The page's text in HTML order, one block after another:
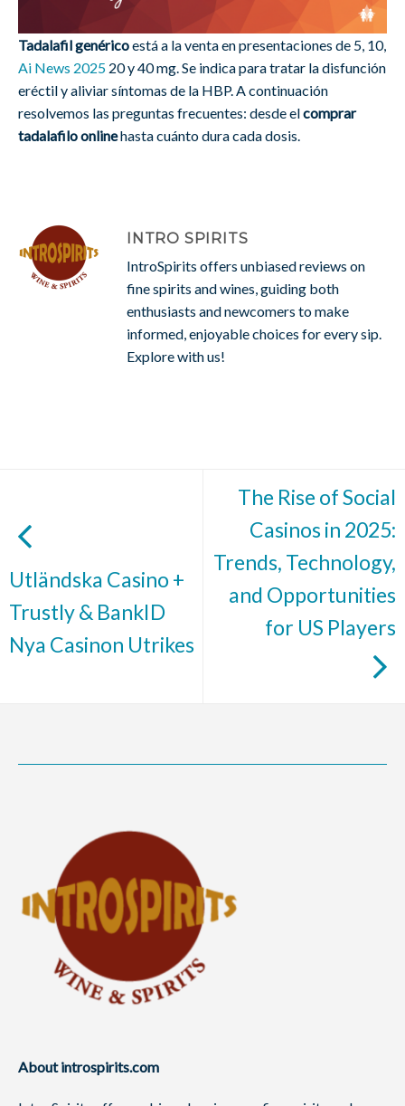
Tadalafil genéricoestá a la venta en presentaciones de 5, 10,
Ai News 2025 20 y 40 mg. Se indica para tratar la disfunción
eréctil y aliviar síntomas de la HBP. A continuación
resolvemos las preguntas frecuentes: desde elcomprar
tadalafilo onlinehasta cuánto dura cada dosis.
INTRO SPIRITS
IntroSpirits offers unbiased reviews on
fine spirits and wines, guiding both
enthusiasts and newcomers to make
informed, enjoyable choices for every sip.
Explore with us!
Utländska Casino +
Trustly & BankID
Nya Casinon Utrikes
The Rise of Social
Casinos in 2025:
Trends, Technology,
and Opportunities
for US Players
About introspirits.com